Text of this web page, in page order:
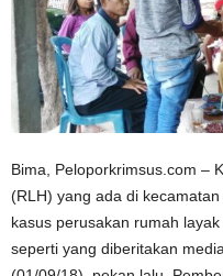
Bima, Peloporkrimsus.com –
(RLH) yang ada di
kasus perusakan rumah
seperti yang diberitakan